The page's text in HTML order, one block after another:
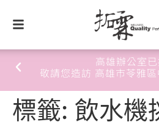
高雄辦公室
敬請您造訪 高雄市苓雅
標籤: 飲水機